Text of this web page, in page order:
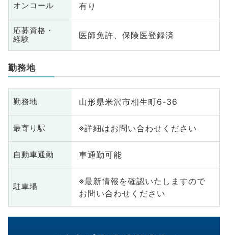
オンコール 有り
応募資格・
経験
医師免許、保険医登録済
勤務地
勤務地 山形県米沢市相生町6-36
最寄り駅 ※詳細はお問い合わせください
自動車通勤 車通勤可能
駐車場
※最新情報を確認いたしますので
お問い合わせください